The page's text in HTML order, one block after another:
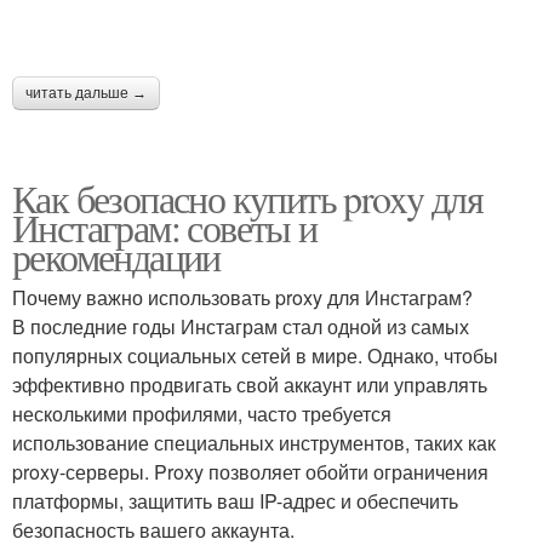
читать дальше →
Как безопасно купить proxy для
Инстаграм: советы и
рекомендации
Почему важно использовать proxy для Инстаграм?
В последние годы Инстаграм стал одной из самых
популярных социальных сетей в мире. Однако, чтобы
эффективно продвигать свой аккаунт или управлять
несколькими профилями, часто требуется
использование специальных инструментов, таких как
proxy-серверы. Proxy позволяет обойти ограничения
платформы, защитить ваш IP-адрес и обеспечить
безопасность вашего аккаунта.